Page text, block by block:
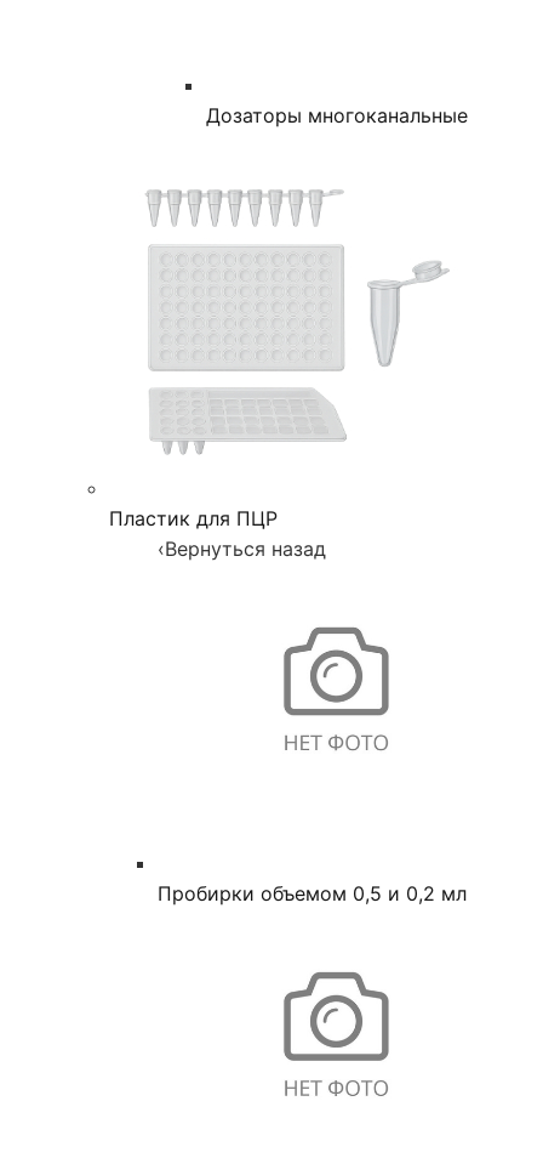
Дозаторы многоканальные
Пластик для ПЦР
‹Вернуться назад
Пробирки объемом 0,5 и 0,2 мл